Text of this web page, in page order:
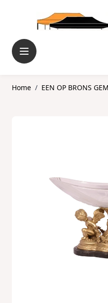
Home / EEN OP BRONS